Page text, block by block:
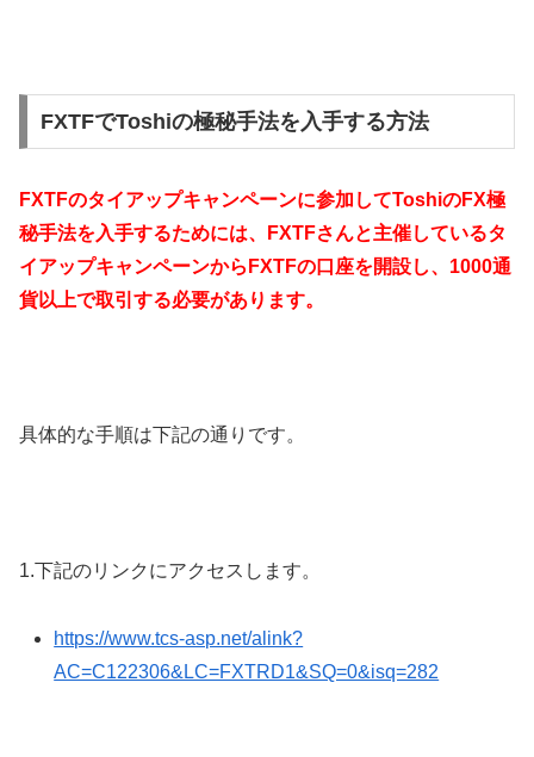
FXTFでToshiの極秘手法を入手する方法
FXTFのタイアップキャンペーンに参加してToshiのFX極
秘手法を入手するためには、FXTFさんと主催しているタ
イアップキャンペーンからFXTFの口座を開設し、1000通
貨以上で取引する必要があります。
具体的な手順は下記の通りです。
1.下記のリンクにアクセスします。
https://www.tcs-asp.net/alink?
AC=C122306&LC=FXTRD1&SQ=0&isq=282